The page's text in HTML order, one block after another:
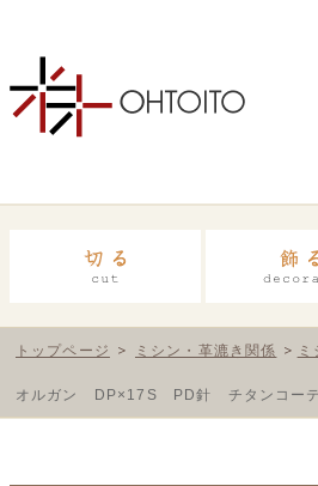
トップページ ミシン・革漉き関係 ミ
オルガン DP×17S PD針 チタンコーテ